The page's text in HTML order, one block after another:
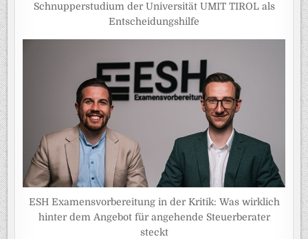
Schnupperstudium der Universität UMIT TIROL als
Entscheidungshilfe
ESH Examensvorbereitung in der Kritik: Was wirklich
hinter dem Angebot für angehende Steuerberater
steckt